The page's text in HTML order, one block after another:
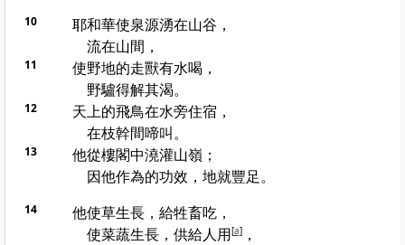
10
耶和華使泉源湧在山谷，
流在山間，
11
使野地的走獸有水喝，
野驢得解其渴。
12
天上的飛鳥在水旁住宿，
在枝幹間啼叫。
13
他從樓閣中澆灌山嶺；
因他作為的功效，地就豐足。
14
他使草生長，給牲畜吃，
使菜蔬生長，供給人用[a]，